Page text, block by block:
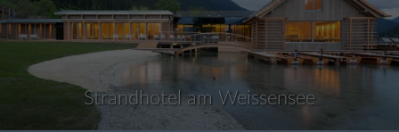
Strandhotel am Weissensee